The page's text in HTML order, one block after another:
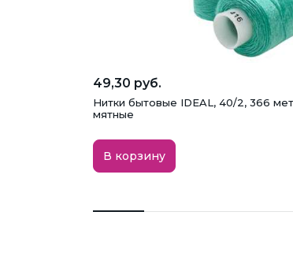
49,30 руб.
Нитки бытовые IDEAL, 40/2, 366
мятные
В корзину